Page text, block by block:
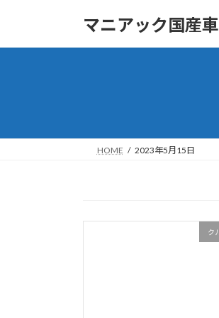
マニアック国産
HOME 2023年5月15日
ク